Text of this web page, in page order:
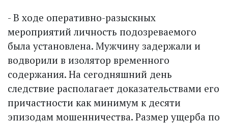
- В ходе оперативно-разыскных
мероприятий личность подозреваемого
была установлена. Мужчину задержали и
водворили в изолятор временного
содержания. На сегодняшний день
следствие располагает доказательствами его
причастности как минимум к десяти
эпизодам мошенничества. Размер ущерба по